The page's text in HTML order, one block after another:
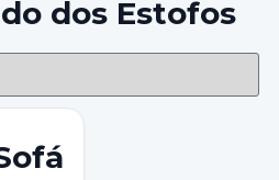
dos Estofos